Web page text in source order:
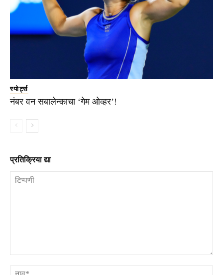
स्पोर्ट्स
नंबर वन सबालेन्काचा ‘गेम ओव्हर’!
प्रतिक्रिया द्या